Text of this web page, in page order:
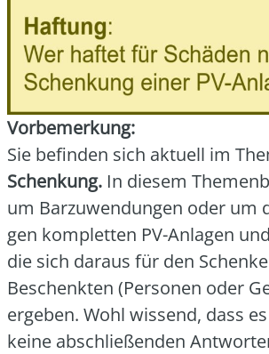
Vor­be­mer­kung:
Sie befin­den sich aktu­ell im
Schen­kung. In die­sem
um Bar­zu­wen­dun­gen oder um
gen kom­plet­ten PV-Anla­gen
die sich dar­aus für den
Beschenk­ten (Per­so­nen oder
erge­ben. Wohl wis­send, dass
kei­ne abschlie­ßen­den